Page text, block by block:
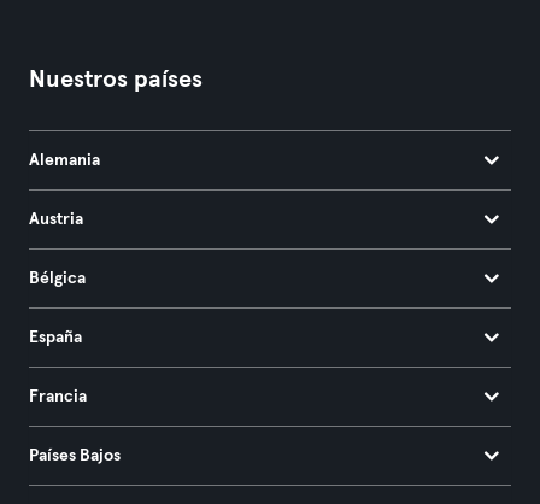
Nuestros países
Alemania
Austria
Bélgica
España
Francia
Países Bajos